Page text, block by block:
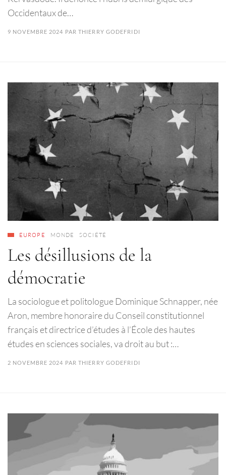
Occidentaux de…
9 NOVEMBRE 2024 PARTHIERRY GODEFRIDI
EUROPE MONDE SOCIÉTÉ
Les désillusions de la
démocratie
La sociologue et politologue Dominique Schnapper, née
Aron, membre honoraire du Conseil constitutionnel
français et directrice d’études à l’École des hautes
études en sciences sociales, va droit au but :…
2 NOVEMBRE 2024 PARTHIERRY GODEFRIDI